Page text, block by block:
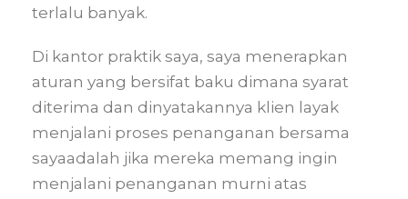
terlalu banyak.
Di kantor praktik saya, saya menerapkan
aturan yang bersifat baku dimana syarat
diterima dan dinyatakannya klien layak
menjalani proses penanganan bersama
sayaadalah jika mereka memang ingin
menjalani penanganan murni atas